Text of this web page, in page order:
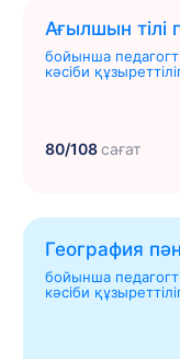
Ағылшын тілі
бойынша
кәсіби
80/108сағат
География
бойынша
кәсіби